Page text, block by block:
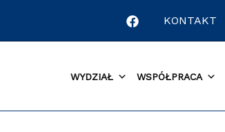
KONTAKT
WYDZIAŁ WSPÓŁPRACA